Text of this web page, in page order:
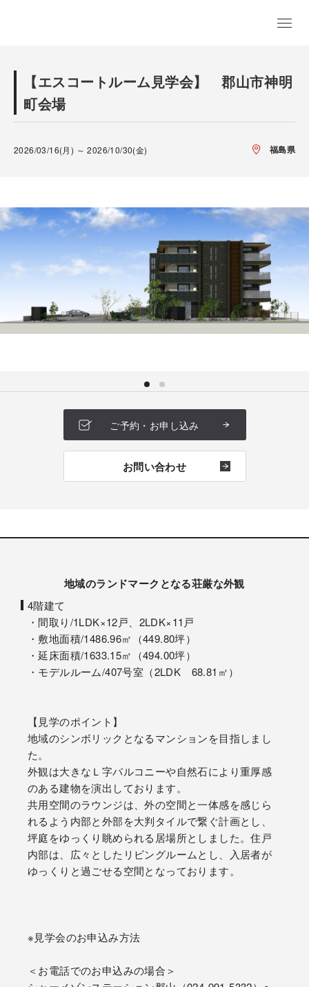
【エスコートルーム見学会】 郡山市神明
町会場
2026/03/16(月) ～ 2026/10/30(金) 福島県
ご予約・お申し込み
お問い合わせ
地域のランドマークとなる荘厳な外観
4階建て
・間取り/1LDK×12戸、2LDK×11戸
・敷地面積/1486.96㎡（449.80坪）
・延床面積/1633.15㎡（494.00坪）
・モデルルーム/407号室（2LDK 68.81㎡）
【見学のポイント】
地域のシンボリックとなるマンションを目指しまし
た。
外観は大きなＬ字バルコニーや自然石により重厚感
のある建物を演出しております。
共用空間のラウンジは、外の空間と一体感を感じら
れるよう内部と外部を大判タイルで繋ぐ計画とし、
坪庭をゆっくり眺められる居場所としました。住戸
内部は、広々としたリビングルームとし、入居者が
ゆっくりと過ごせる空間となっております。
※見学会のお申込み方法
＜お電話でのお申込みの場合＞